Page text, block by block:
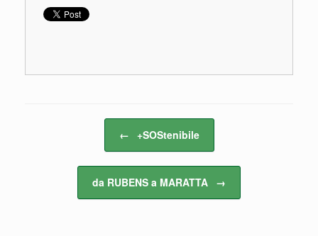
Navigazione articolo
← +SOStenibile
da RUBENS a MARATTA →